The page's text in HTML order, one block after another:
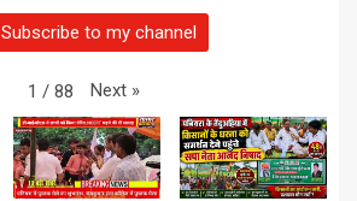
Subscribe to my channel
1 / 88 Next »